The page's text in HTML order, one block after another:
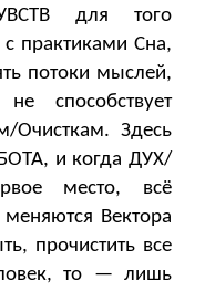
для того
практиками Сна,
потоки мыслей,
способствует
Очисткам. Здесь
и когда ДУХ/
место, всё
меняются Вектора
прочистить все
то — лишь